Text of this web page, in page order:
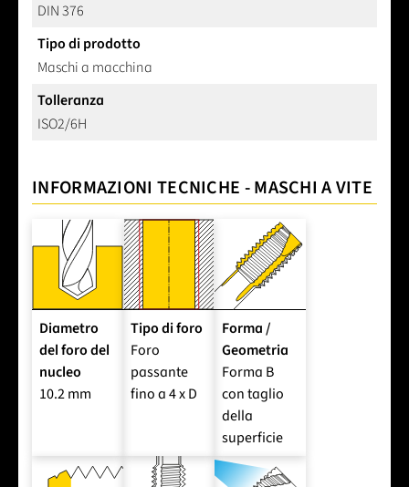
DIN 376
Tipo di prodotto
Maschi a macchina
Tolleranza
ISO2/6H
INFORMAZIONI TECNICHE - MASCHI A VITE
Diametro
del foro del
nucleo
10.2 mm
Tipo di foro
Foro
passante
fino a 4 x D
Forma /
Geometria
Forma B
con taglio
della
superficie